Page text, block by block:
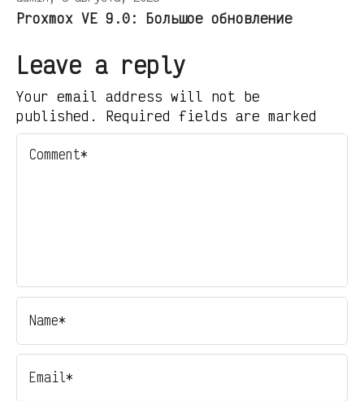
Proxmox VE 9.0: Большое обновление
Leave a reply
Your email address will not be
published. Required fields are marked